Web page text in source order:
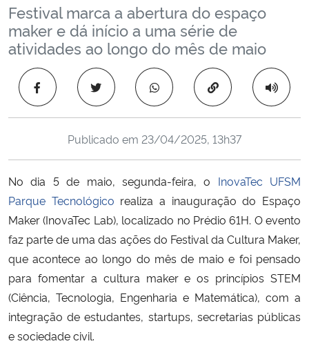
Ministério da Educação
Ministério da Saúde
Ministério de Minas e Energia
Ministério do Meio Ambiente
Ministério do Turismo
Ministério do Desenvolvimento Regional
Controladoria-Geral da União
Festival marca a abertura do espaço
maker e dá início a uma série de
atividades ao longo do mês de maio
Copiar para área
Publicado em 23/04/2025, 13h37
No dia 5 de maio, segunda-feira, o InovaTec UFSM
Parque Tecnológico realiza a inauguração do Espaço
Maker (InovaTec Lab), localizado no Prédio 61H. O evento
faz parte de uma das ações do Festival da Cultura Maker,
que acontece ao longo do mês de maio e foi pensado
para fomentar a cultura maker e os princípios STEM
(Ciência, Tecnologia, Engenharia e Matemática), com a
integração de estudantes, startups, secretarias públicas
e sociedade civil.